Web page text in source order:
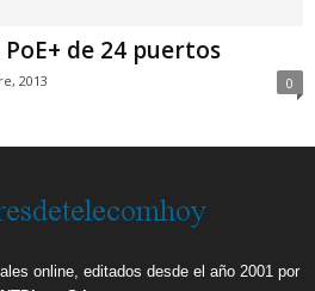
de 24 puertos
2013 0
online, editados desde el año 2001 por